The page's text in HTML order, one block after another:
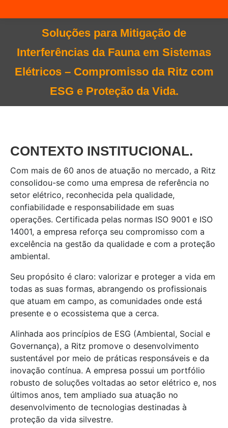
Soluções para Mitigação de
Interferências da Fauna em Sistemas
Elétricos – Compromisso da Ritz com
ESG e Proteção da Vida.
CONTEXTO INSTITUCIONAL.
Com mais de 60 anos de atuação no mercado, a Ritz
consolidou-se como uma empresa de referência no
setor elétrico, reconhecida pela qualidade,
confiabilidade e responsabilidade em suas
operações. Certificada pelas normas ISO 9001 e ISO
14001, a empresa reforça seu compromisso com a
excelência na gestão da qualidade e com a proteção
ambiental.
Seu propósito é claro: valorizar e proteger a vida em
todas as suas formas, abrangendo os profissionais
que atuam em campo, as comunidades onde está
presente e o ecossistema que a cerca.
Alinhada aos princípios de ESG (Ambiental, Social e
Governança), a Ritz promove o desenvolvimento
sustentável por meio de práticas responsáveis e da
inovação contínua. A empresa possui um portfólio
robusto de soluções voltadas ao setor elétrico e, nos
últimos anos, tem ampliado sua atuação no
desenvolvimento de tecnologias destinadas à
proteção da vida silvestre.